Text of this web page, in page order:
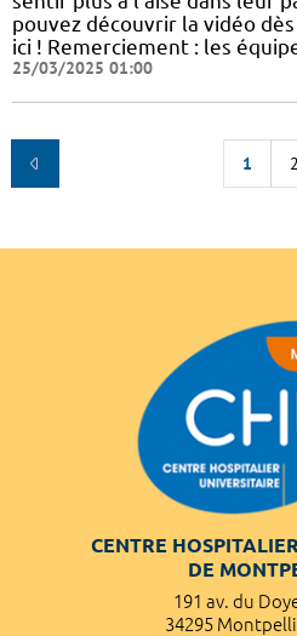
pouvez découvrir la vidéo
ici ! Remerciement : les
25/03/2025 01:00
1 2
CENTRE
DE
191 av. du
34295